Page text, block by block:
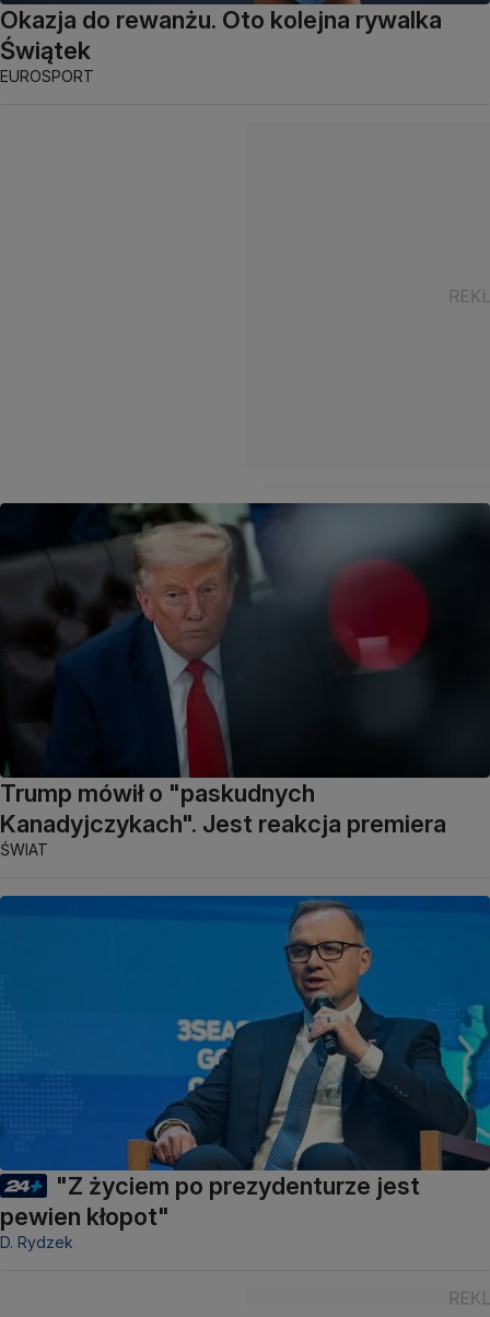
Okazja do rewanżu. Oto kolejna rywalka
Świątek
EUROSPORT
Trump mówił o "paskudnych
Kanadyjczykach". Jest reakcja premiera
ŚWIAT
"Z życiem po prezydenturze jest
pewien kłopot"
D. Rydzek